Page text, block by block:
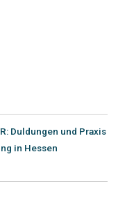
Duldungen und Praxis
in Hessen